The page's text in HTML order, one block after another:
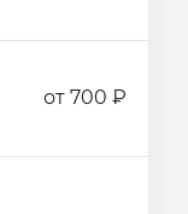
от 700 ₽